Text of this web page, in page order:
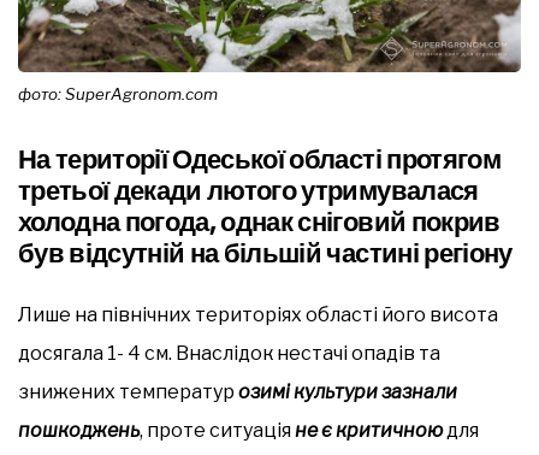
фото: SuperAgronom.com
На території Одеської області протягом
третьої декади лютого утримувалася
холодна погода, однак сніговий покрив
був відсутній на більшій частині регіону
Лише на північних територіях області його висота
досягала 1- 4 см. Внаслідок нестачі опадів та
знижених температур озимі культури зазнали
пошкоджень, проте ситуаціяне є критичноюдля